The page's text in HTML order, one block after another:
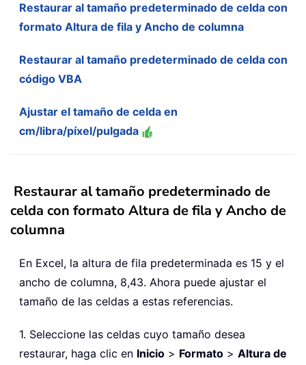
Restaurar al tamaño predeterminado de celda con
formato Altura de fila y Ancho de columna
Restaurar al tamaño predeterminado de celda con
código VBA
Ajustar el tamaño de celda en
cm/libra/píxel/pulgada
Restaurar al tamaño predeterminado de
celda con formato Altura de fila y Ancho de
columna
En Excel, la altura de fila predeterminada es 15 y el
ancho de columna, 8,43. Ahora puede ajustar el
tamaño de las celdas a estas referencias.
1. Seleccione las celdas cuyo tamaño desea
restaurar, haga clic en Inicio > Formato > Altura de